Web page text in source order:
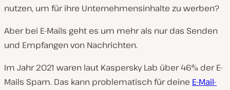
nutzen, um für ihre Unternehmensinhalte zu werben?
Aber bei E-Mails geht es um mehr als nur das Senden
und Empfangen von Nachrichten.
Im Jahr 2021 waren laut Kaspersky Lab über 46% der E-
Mails Spam. Das kann problematisch für deine E-Mail-